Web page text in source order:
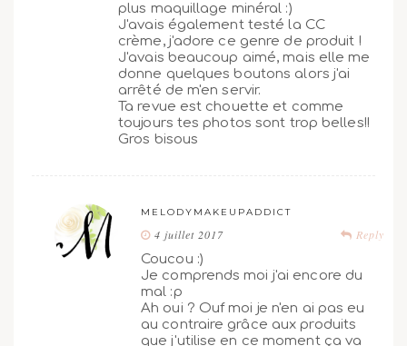
plus maquillage minéral :)
J'avais également testé la CC
crème, j'adore ce genre de produit !
J'avais beaucoup aimé, mais elle me
donne quelques boutons alors j'ai
arrêté de m'en servir.
Ta revue est chouette et comme
toujours tes photos sont trop belles!!
Gros bisous
MELODYMAKEUPADDICT
Reply
4 juillet 2017
Coucou :)
Je comprends moi j'ai encore du
mal :p
Ah oui ? Ouf moi je n'en ai pas eu
au contraire grâce aux produits
que j'utilise en ce moment ça va